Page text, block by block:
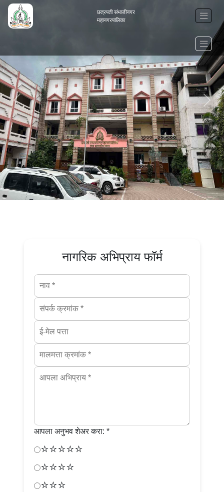
छत्रपती संभाजीनगर
महानगरपालिका
Previous Next
नागरिक अभिप्राय फॉर्म
आपला अनुभव शेअर करा: *
⭐️⭐️⭐️⭐️⭐️
⭐️⭐️⭐️⭐️
⭐️⭐️⭐️